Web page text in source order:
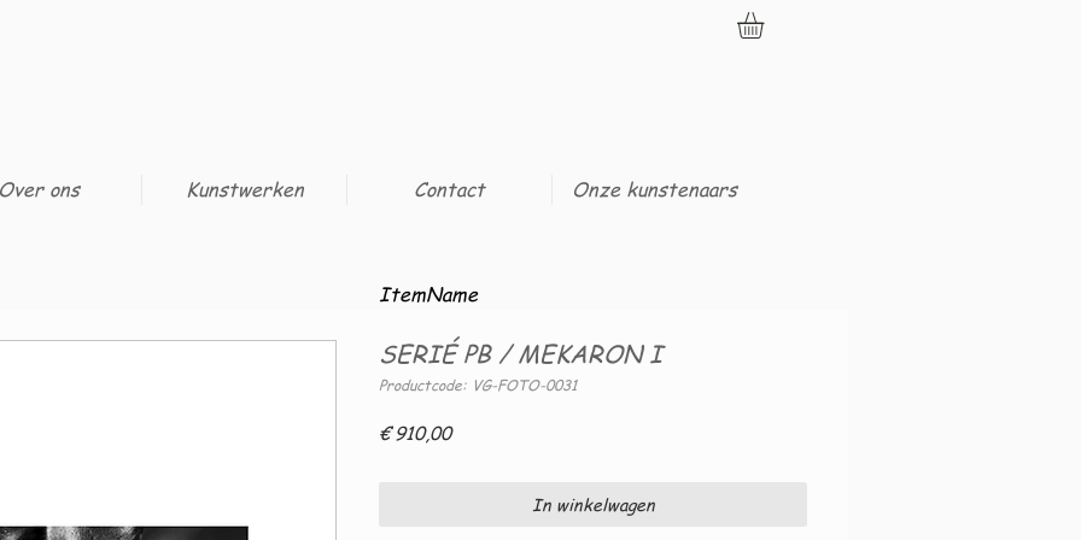
ons Kunstwerken Contact Onze kunstenaars
ItemName
SERIÉ PB / MEKARON I
Productcode: VG-FOTO-0031
€ 910,00Prijs
In winkelwagen